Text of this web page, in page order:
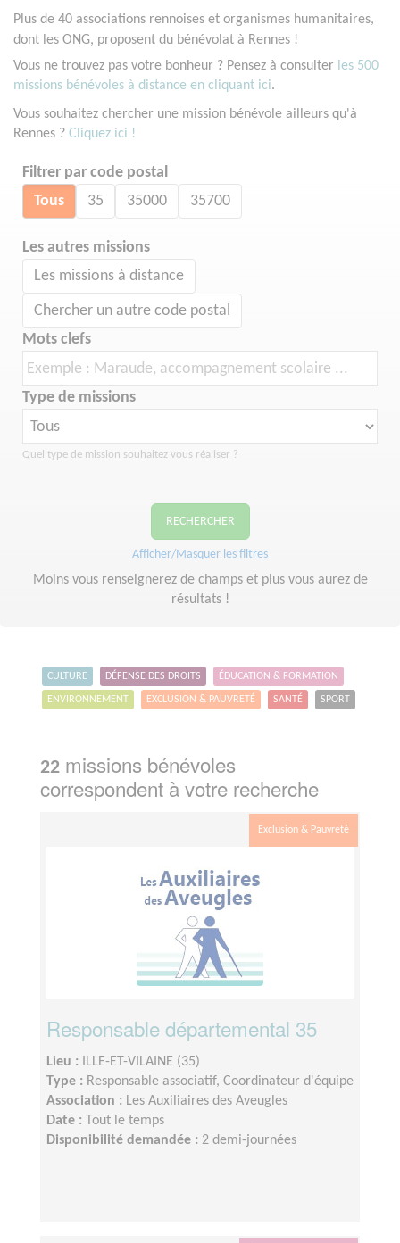
Plus de 40 associations rennoises et organismes humanitaires,
dont les ONG, proposent du bénévolat à Rennes !
Vous ne trouvez pas votre bonheur ? Pensez à consulter les 500
missions bénévoles à distance en cliquant ici.
Vous souhaitez chercher une mission bénévole ailleurs qu'à
Rennes ? Cliquez ici !
Filtrer par code postal
Tous 35 35000 35700
Les autres missions
Les missions à distance
Chercher un autre code postal
Mots clefs
Type de missions
Quel type de mission souhaitez vous réaliser ?
RECHERCHER
Afficher/Masquer les filtres
Moins vous renseignerez de champs et plus vous aurez de
résultats !
CULTURE DÉFENSE DES DROITS ÉDUCATION & FORMATION
ENVIRONNEMENT EXCLUSION & PAUVRETÉ SANTÉ SPORT
22 missions bénévoles
correspondent à votre recherche
Exclusion & Pauvreté
Responsable départemental 35
Lieu :
ILLE-ET-VILAINE (35)
Type : Responsable associatif, Coordinateur d'équipe
Association : Les Auxiliaires des Aveugles
Date :
Tout le temps
Disponibilité demandée : 2 demi-journées